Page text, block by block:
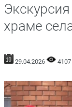
храме
29.04.2026 4107